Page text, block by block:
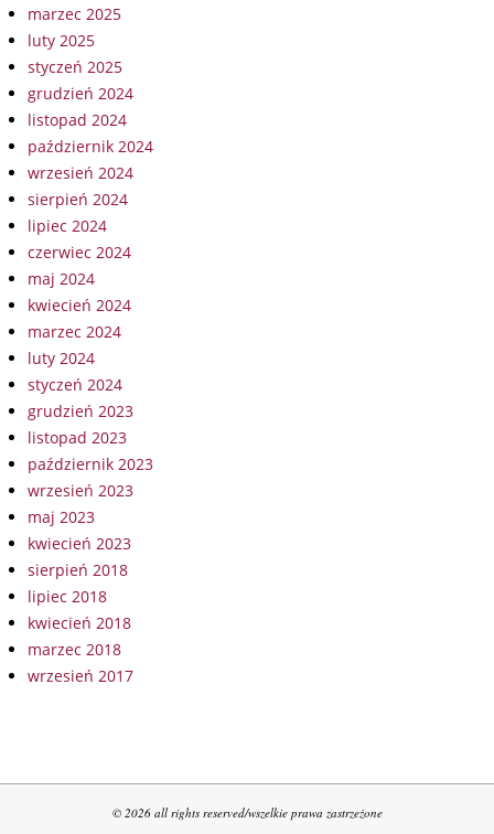
marzec 2025
luty 2025
styczeń 2025
grudzień 2024
listopad 2024
październik 2024
wrzesień 2024
sierpień 2024
lipiec 2024
czerwiec 2024
maj 2024
kwiecień 2024
marzec 2024
luty 2024
styczeń 2024
grudzień 2023
listopad 2023
październik 2023
wrzesień 2023
maj 2023
kwiecień 2023
sierpień 2018
lipiec 2018
kwiecień 2018
marzec 2018
wrzesień 2017
© 2026 all rights reserved/wszelkie prawa zastrzeżone